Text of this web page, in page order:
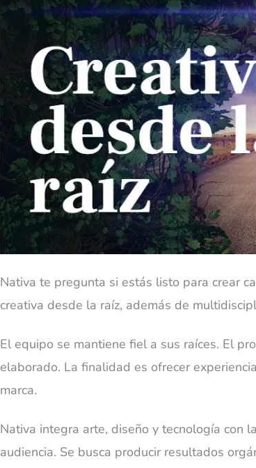
Nativa te pregunta si estás listo para crear
creativa desde la raíz, además de
El equipo se mantiene fiel a sus raíces. El
elaborado. La finalidad es ofrecer
marca.
Nativa integra arte, diseño y tecnología con
audiencia. Se busca producir resultados